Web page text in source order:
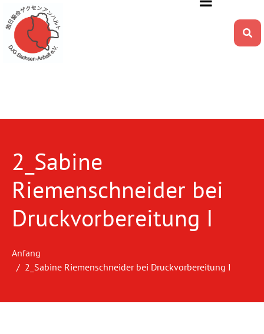
2_Sabine
Riemenschneider bei
Druckvorbereitung I
Anfang
2_Sabine Riemenschneider bei Druckvorbereitung I